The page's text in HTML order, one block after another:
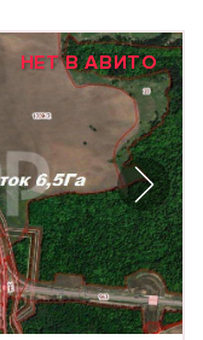
НЕТ В АВИТО